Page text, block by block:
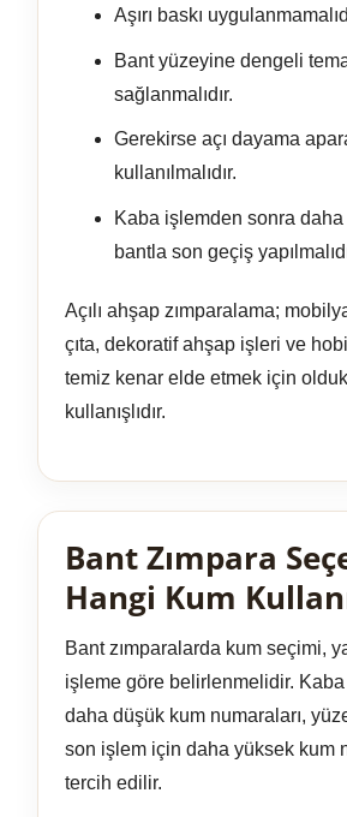
Aşırı baskı
Bant yüzeyine dengeli
sağlanmalıdır.
Gerekirse açı dayama
kullanılmalıdır.
Kaba işlemden sonra
bantla son geçiş
Açılı ahşap zımparalama;
çıta, dekoratif ahşap işleri ve
temiz kenar elde etmek için
kullanışlıdır.
Bant Zımpara
Hangi Kum
Bant zımparalarda kum seçimi,
işleme göre belirlenmelidir.
daha düşük kum numaraları,
son işlem için daha yüksek kum
tercih edilir.